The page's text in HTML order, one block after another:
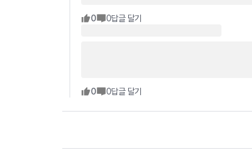
0 0답글 달기
0 0답글 달기